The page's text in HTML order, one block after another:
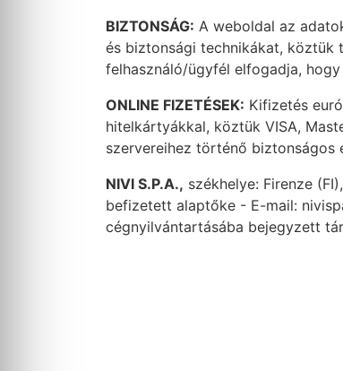
BIZTONSÁG: A weboldal az
és biztonsági technikákat, köztük
felhasználó/ügyfél elfogadja,
ONLINE FIZETÉSEK: Kifizetés
hitelkártyákkal, köztük VISA,
szervereihez történő
NIVI S.P.A., székhelye: Firenze
befizetett alaptőke - E-mail:
cégnyilvántartásába bejegyzett